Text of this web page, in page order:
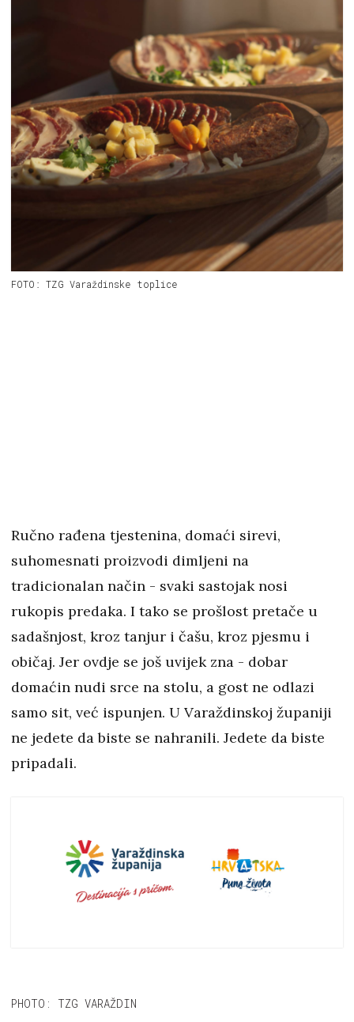
FOTO: TZG Varaždinske toplice
Ručno rađena tjestenina, domaći sirevi,
suhomesnati proizvodi dimljeni na
tradicionalan način - svaki sastojak nosi
rukopis predaka. I tako se prošlost pretače u
sadašnjost, kroz tanjur i čašu, kroz pjesmu i
običaj. Jer ovdje se još uvijek zna - dobar
domaćin nudi srce na stolu, a gost ne odlazi
samo sit, već ispunjen. U Varaždinskoj županiji
ne jedete da biste se nahranili. Jedete da biste
pripadali.
PHOTO: TZG VARAŽDIN